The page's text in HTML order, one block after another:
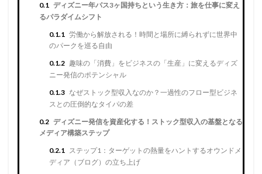
0.1 ディズニー年パス3ヶ国持ちという生き方：旅を仕事に変え
るパラダイムシフト
0.1.1 労働から解放される！時間と場所に縛られずに世界中
のパークを巡る自由
0.1.2 趣味の「消費」をビジネスの「生産」に変えるディズ
ニー発信のポテンシャル
0.1.3 なぜストック型収入なのか？一過性のフロー型ビジネ
スとの圧倒的なタイパの差
0.2 ディズニー発信を資産化する！ストック型収入の基盤となる
メディア構築ステップ
0.2.1 ステップ1：ターゲットの熱量をハントするオウンドメ
ディア（ブログ）の立ち上げ